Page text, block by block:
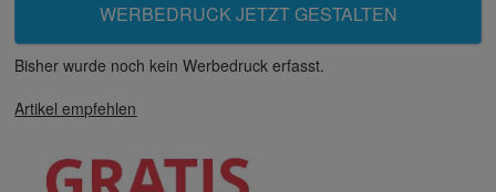
WERBEDRUCK JETZT GESTALTEN
Bisher wurde noch kein Werbedruck erfasst.
Artikel empfehlen